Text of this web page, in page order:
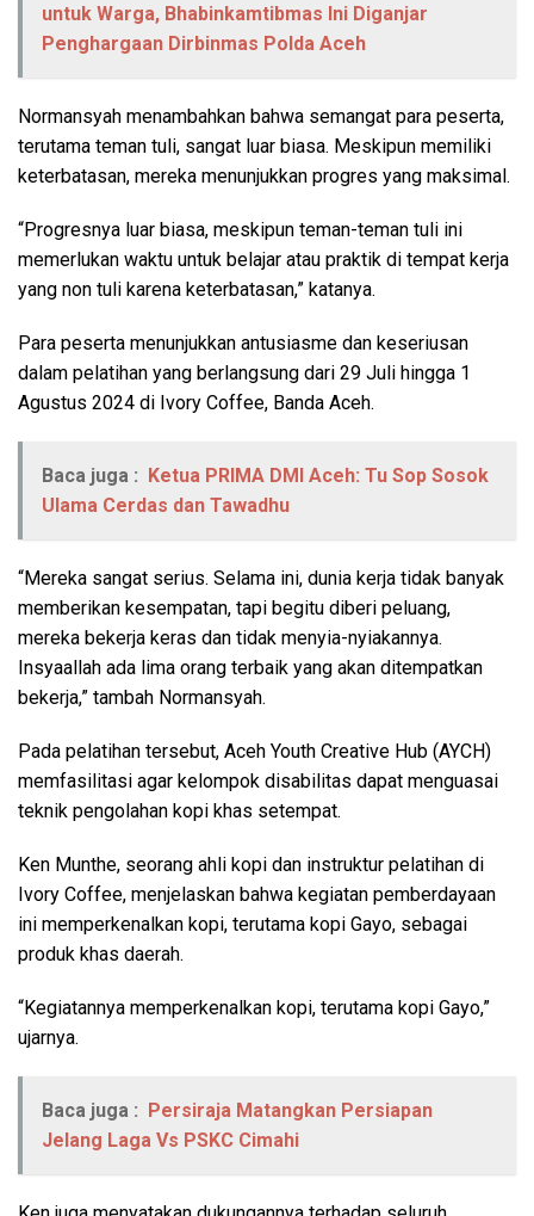
untuk Warga, Bhabinkamtibmas Ini Diganjar
Penghargaan Dirbinmas Polda Aceh
Normansyah menambahkan bahwa semangat para peserta,
terutama teman tuli, sangat luar biasa. Meskipun memiliki
keterbatasan, mereka menunjukkan progres yang maksimal.
“Progresnya luar biasa, meskipun teman-teman tuli ini
memerlukan waktu untuk belajar atau praktik di tempat kerja
yang non tuli karena keterbatasan,” katanya.
Para peserta menunjukkan antusiasme dan keseriusan
dalam pelatihan yang berlangsung dari 29 Juli hingga 1
Agustus 2024 di Ivory Coffee, Banda Aceh.
Baca juga : Ketua PRIMA DMI Aceh: Tu Sop Sosok
Ulama Cerdas dan Tawadhu
“Mereka sangat serius. Selama ini, dunia kerja tidak banyak
memberikan kesempatan, tapi begitu diberi peluang,
mereka bekerja keras dan tidak menyia-nyiakannya.
Insyaallah ada lima orang terbaik yang akan ditempatkan
bekerja,” tambah Normansyah.
Pada pelatihan tersebut, Aceh Youth Creative Hub (AYCH)
memfasilitasi agar kelompok disabilitas dapat menguasai
teknik pengolahan kopi khas setempat.
Ken Munthe, seorang ahli kopi dan instruktur pelatihan di
Ivory Coffee, menjelaskan bahwa kegiatan pemberdayaan
ini memperkenalkan kopi, terutama kopi Gayo, sebagai
produk khas daerah.
“Kegiatannya memperkenalkan kopi, terutama kopi Gayo,”
ujarnya.
Baca juga : Persiraja Matangkan Persiapan
Jelang Laga Vs PSKC Cimahi